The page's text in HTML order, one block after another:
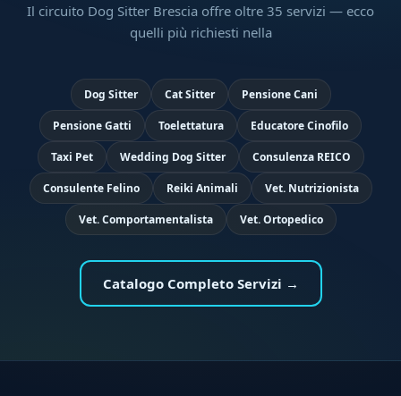
Il circuito Dog Sitter Brescia offre oltre 35 servizi — ecco
quelli più richiesti nella
Dog Sitter Cat Sitter Pensione Cani
Pensione Gatti Toelettatura Educatore Cinofilo
Taxi Pet Wedding Dog Sitter Consulenza REICO
Consulente Felino Reiki Animali Vet. Nutrizionista
Vet. Comportamentalista Vet. Ortopedico
Catalogo Completo Servizi →